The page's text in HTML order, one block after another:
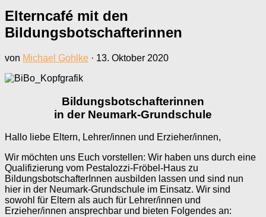
Elterncafé mit den
Bildungsbotschafterinnen
von Michael Gohlke · 13. Oktober 2020
Bildungsbotschafterinnen
in der Neumark-Grundschule
Hallo liebe Eltern, Lehrer/innen und Erzieher/innen,
Wir möchten uns Euch vorstellen: Wir haben uns durch eine
Qualifizierung vom Pestalozzi-Fröbel-Haus zu
BildungsbotschafterInnen ausbilden lassen und sind nun
hier in der Neumark-Grundschule im Einsatz. Wir sind
sowohl für Eltern als auch für Lehrer/innen und
Erzieher/innen ansprechbar und bieten Folgendes an: